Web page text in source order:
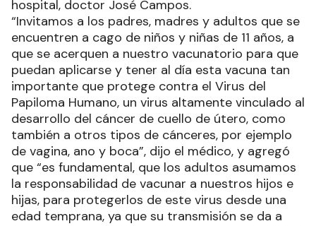
hospital, doctor José Campos.
“Invitamos a los padres, madres y adultos que se
encuentren a cago de niños y niñas de 11 años, a
que se acerquen a nuestro vacunatorio para que
puedan aplicarse y tener al día esta vacuna tan
importante que protege contra el Virus del
Papiloma Humano, un virus altamente vinculado al
desarrollo del cáncer de cuello de útero, como
también a otros tipos de cánceres, por ejemplo
de vagina, ano y boca”, dijo el médico, y agregó
que “es fundamental, que los adultos asumamos
la responsabilidad de vacunar a nuestros hijos e
hijas, para protegerlos de este virus desde una
edad temprana, ya que su transmisión se da a